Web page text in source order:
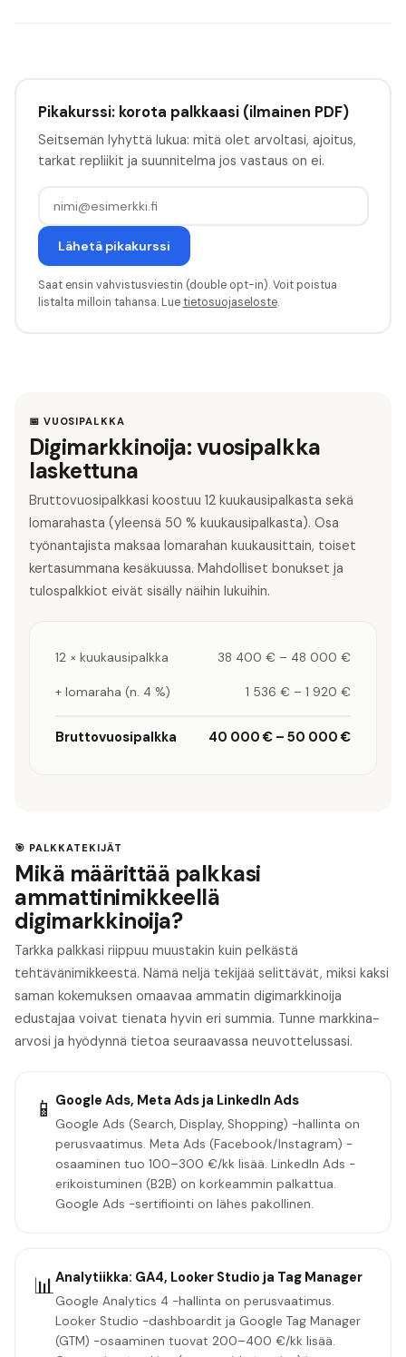
Pikakurssi: korota palkkaasi (ilmainen PDF)
Seitsemän lyhyttä lukua: mitä olet arvoltasi, ajoitus,
tarkat repliikit ja suunnitelma jos vastaus on ei.
Lähetä pikakurssi
Saat ensin vahvistusviestin (double opt-in). Voit poistua
listalta milloin tahansa. Luetietosuojaseloste.
📅 VUOSIPALKKA
Digimarkkinoija: vuosipalkka
laskettuna
Bruttovuosipalkkasi koostuu 12 kuukausipalkasta sekä
lomarahasta (yleensä 50 % kuukausipalkasta). Osa
työnantajista maksaa lomarahan kuukausittain, toiset
kertasummana kesäkuussa. Mahdolliset bonukset ja
tulospalkkiot eivät sisälly näihin lukuihin.
12 × kuukausipalkka 38 400 € – 48 000 €
+ lomaraha (n. 4 %) 1 536 € – 1 920 €
Bruttovuosipalkka 40 000 € – 50 000 €
🎯 PALKKATEKIJÄT
Mikä määrittää palkkasi
ammattinimikkeellä
digimarkkinoija?
Tarkka palkkasi riippuu muustakin kuin pelkästä
tehtävänimikkeestä. Nämä neljä tekijää selittävät, miksi kaksi
saman kokemuksen omaavaa ammatin digimarkkinoija
edustajaa voivat tienata hyvin eri summia. Tunne markkina-
arvosi ja hyödynnä tietoa seuraavassa neuvottelussasi.
📱 Google Ads, Meta Ads ja LinkedIn Ads
Google Ads (Search, Display, Shopping) -hallinta on
perusvaatimus. Meta Ads (Facebook/Instagram) -
osaaminen tuo 100–300 €/kk lisää. LinkedIn Ads -
erikoistuminen (B2B) on korkeammin palkattua.
Google Ads -sertifiointi on lähes pakollinen.
📊Analytiikka: GA4, Looker Studio ja Tag Manager
Google Analytics 4 -hallinta on perusvaatimus.
Looker Studio -dashboardit ja Google Tag Manager
(GTM) -osaaminen tuovat 200–400 €/kk lisää.